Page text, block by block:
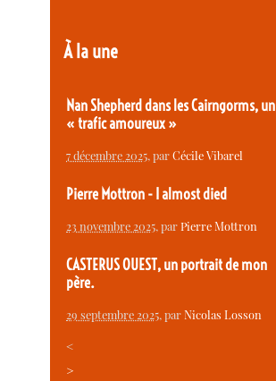
À la une
Nan Shepherd dans les Cairngorms, un
« trafic amoureux »
7 décembre 2025, parCécile Vibarel
Pierre Mottron - I almost died
23 novembre 2025, parPierre Mottron
CASTERUS OUEST, un portrait de mon
père.
29 septembre 2025, parNicolas Losson
<
>